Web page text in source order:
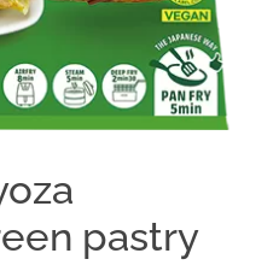
pastry